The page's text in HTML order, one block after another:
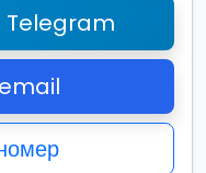
Telegram